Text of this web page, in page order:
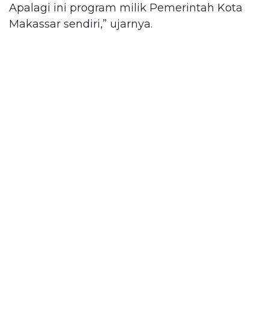
Apalagi ini program milik Pemerintah Kota
Makassar sendiri,” ujarnya.